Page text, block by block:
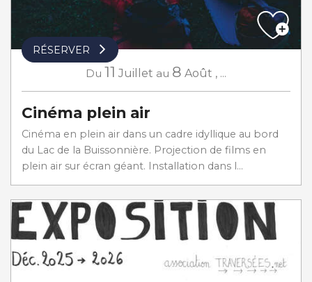
RÉSERVER
Du 11 Juillet au 8 Août , ...
Cinéma plein air
Cinéma en plein air dans un cadre idyllique au bord
du Lac de la Buissonnière. Projection de films en
plein air sur écran géant. Installation dans l...